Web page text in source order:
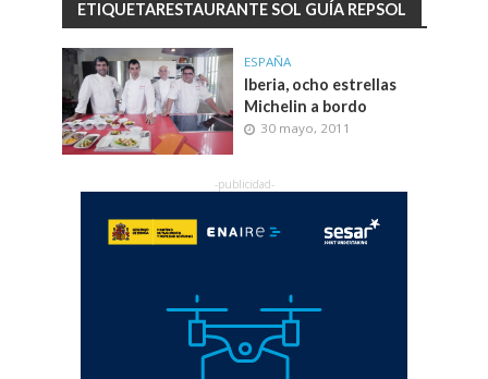
ETIQUETARESTAURANTE SOL GUÍA REPSOL
ESPAÑA
Iberia, ocho estrellas
Michelin a bordo
30 mayo, 2011